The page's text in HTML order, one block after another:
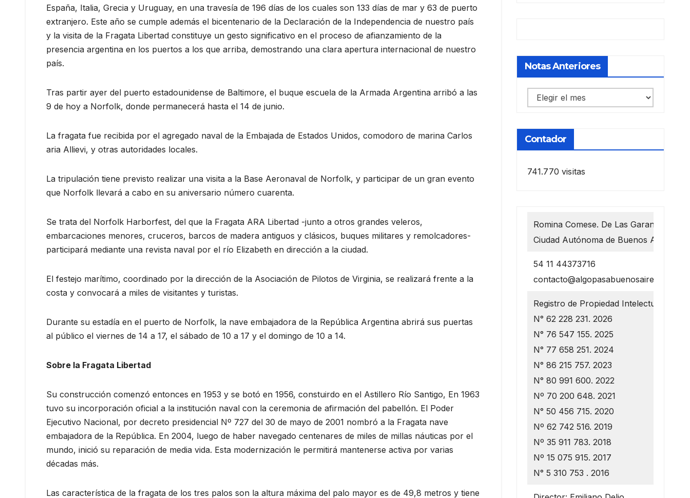
España, Italia, Grecia y Uruguay, en una travesía de 196 días de los cuales son 133 días de mar y 63 de puerto
extranjero. Este año se cumple además el bicentenario de la Declaración de la Independencia de nuestro país
y la visita de la Fragata Libertad constituye un gesto significativo en el proceso de afianzamiento de la
presencia argentina en los puertos a los que arriba, demostrando una clara apertura internacional de nuestro
país.
Tras partir ayer del puerto estadounidense de Baltimore, el buque escuela de la Armada Argentina arribó a las
9 de hoy a Norfolk, donde permanecerá hasta el 14 de junio.
La fragata fue recibida por el agregado naval de la Embajada de Estados Unidos, comodoro de marina Carlos
aria Allievi, y otras autoridades locales.
La tripulación tiene previsto realizar una visita a la Base Aeronaval de Norfolk, y participar de un gran evento
que Norfolk llevará a cabo en su aniversario número cuarenta.
Se trata del Norfolk Harborfest, del que la Fragata ARA Libertad -junto a otros grandes veleros,
embarcaciones menores, cruceros, barcos de madera antiguos y clásicos, buques militares y remolcadores-
participará mediante una revista naval por el río Elizabeth en dirección a la ciudad.
El festejo marítimo, coordinado por la dirección de la Asociación de Pilotos de Virginia, se realizará frente a la
costa y convocará a miles de visitantes y turistas.
Durante su estadía en el puerto de Norfolk, la nave embajadora de la República Argentina abrirá sus puertas
al público el viernes de 14 a 17, el sábado de 10 a 17 y el domingo de 10 a 14.
Sobre la Fragata Libertad
Su construcción comenzó entonces en 1953 y se botó en 1956, constuirdo en el Astillero Río Santigo, En 1963
tuvo su incorporación oficial a la institución naval con la ceremonia de afirmación del pabellón. El Poder
Ejecutivo Nacional, por decreto presidencial Nº 727 del 30 de mayo de 2001 nombró a la Fragata nave
embajadora de la República. En 2004, luego de haber navegado centenares de miles de millas náuticas por el
mundo, inició su reparación de media vida. Esta modernización le permitirá mantenerse activa por varias
décadas más.
Las característica de la fragata de los tres palos son la altura máxima del palo mayor es de 49,8 metros y tiene
Notas Anteriores
Notas
anteriores
Contador
741.770 visitas
Romina Comese. De Las Garantías 1218
Ciudad Autónoma de Buenos Aires
54 11 44373716
contacto@algopasabuenosaires.com.ar
Registro de Propiedad Intelectual
N° 62 228 231. 2026
N° 76 547 155. 2025
N° 77 658 251. 2024
N° 86 215 757. 2023
N° 80 991 600. 2022
Nº 70 200 648. 2021
N° 50 456 715. 2020
Nº 62 742 516. 2019
Nº 35 911 783. 2018
Nº 15 075 915. 2017
N° 5 310 753 . 2016